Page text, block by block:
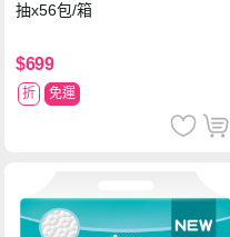
抽x56包/箱
$699
折 免運